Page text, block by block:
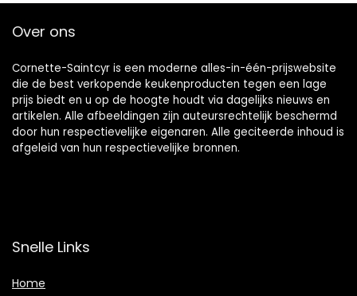
Over ons
Cornette-Saintcyr is een moderne alles-in-één-prijswebsite
die de best verkopende keukenproducten tegen een lage
prijs biedt en u op de hoogte houdt via dagelijks nieuws en
artikelen. Alle afbeeldingen zijn auteursrechtelijk beschermd
door hun respectievelijke eigenaren. Alle geciteerde inhoud is
afgeleid van hun respectievelijke bronnen.
Snelle Links
Home